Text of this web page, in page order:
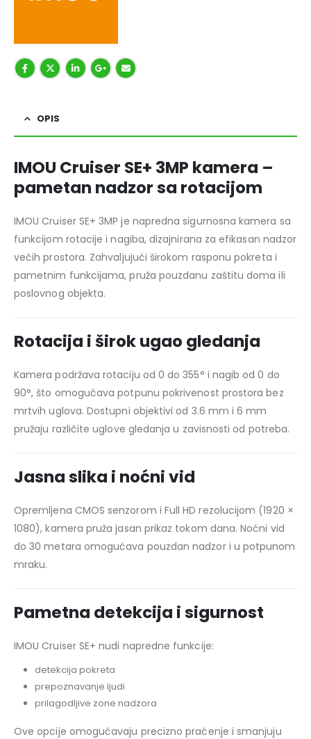
OPIS
IMOU Cruiser SE+ 3MP kamera –
pametan nadzor sa rotacijom
IMOU Cruiser SE+ 3MP je napredna sigurnosna kamera sa
funkcijom rotacije i nagiba, dizajnirana za efikasan nadzor
većih prostora. Zahvaljujući širokom rasponu pokreta i
pametnim funkcijama, pruža pouzdanu zaštitu doma ili
poslovnog objekta.
Rotacija i širok ugao gledanja
Kamera podržava rotaciju od 0 do 355° i nagib od 0 do
90°, što omogućava potpunu pokrivenost prostora bez
mrtvih uglova. Dostupni objektivi od 3.6 mm i 6 mm
pružaju različite uglove gledanja u zavisnosti od potreba.
Jasna slika i noćni vid
Opremljena CMOS senzorom i Full HD rezolucijom (1920 ×
1080), kamera pruža jasan prikaz tokom dana. Noćni vid
do 30 metara omogućava pouzdan nadzor i u potpunom
mraku.
Pametna detekcija i sigurnost
IMOU Cruiser SE+ nudi napredne funkcije:
detekcija pokreta
prepoznavanje ljudi
prilagodljive zone nadzora
Ove opcije omogućavaju precizno praćenje i smanjuju